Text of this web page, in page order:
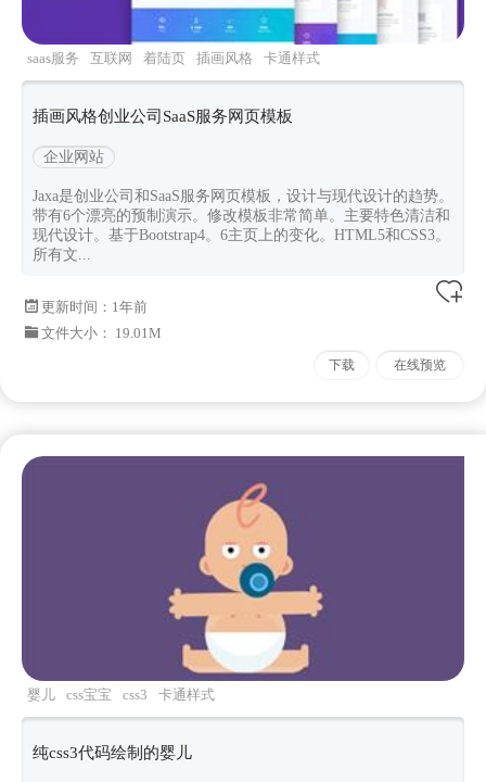
saas服务 互联网 着陆页 插画风格 卡通样式
插画风格创业公司SaaS服务网页模板
企业网站
Jaxa是创业公司和SaaS服务网页模板，设计与现代设计的趋势。
带有6个漂亮的预制演示。修改模板非常简单。主要特色清洁和
现代设计。基于Bootstrap4。6主页上的变化。HTML5和CSS3。
所有文...
更新时间： 1年前
文件大小： 19.01M
下载 在线预览
婴儿 css宝宝 css3 卡通样式
纯css3代码绘制的婴儿